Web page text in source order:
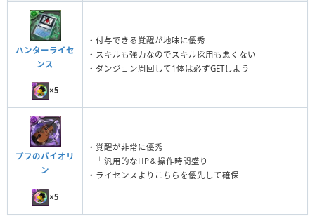
ハンターライセ
ンス
×5
・付与できる覚醒が地味に優秀
・スキルも強力なのでスキル採用も悪くない
・ダンジョン周回して1体は必ずGETしよう
プフのバイオリ
ン
×5
・覚醒が非常に優秀
└汎用的なHP＆操作時間盛り
・ライセンスよりこちらを優先して確保